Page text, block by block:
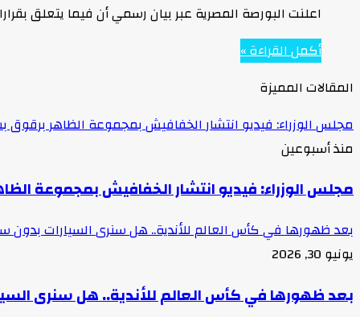
اعلنت البورصة المصرية عبر بيان رسمي أن فيما يتعلق بقرارات
أكمل القراءة »
المقالات المميزة
مجلس الوزراء: فيديو انتشار الخفافيش بمجموعة الظاهر برقوق
منذ أسبوعين
مجلس الوزراء: فيديو انتشار الخفافيش بمجموعة
بعد ظهورها في كأس العالم للأندية.. هل سنرى السيارات
يونيو 30, 2026
بعد ظهورها في كأس العالم للأندية.. هل سنرى